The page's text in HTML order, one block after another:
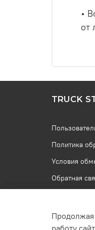
•
от
TRUCK
Политика
Условия
Обратная
Продолжая